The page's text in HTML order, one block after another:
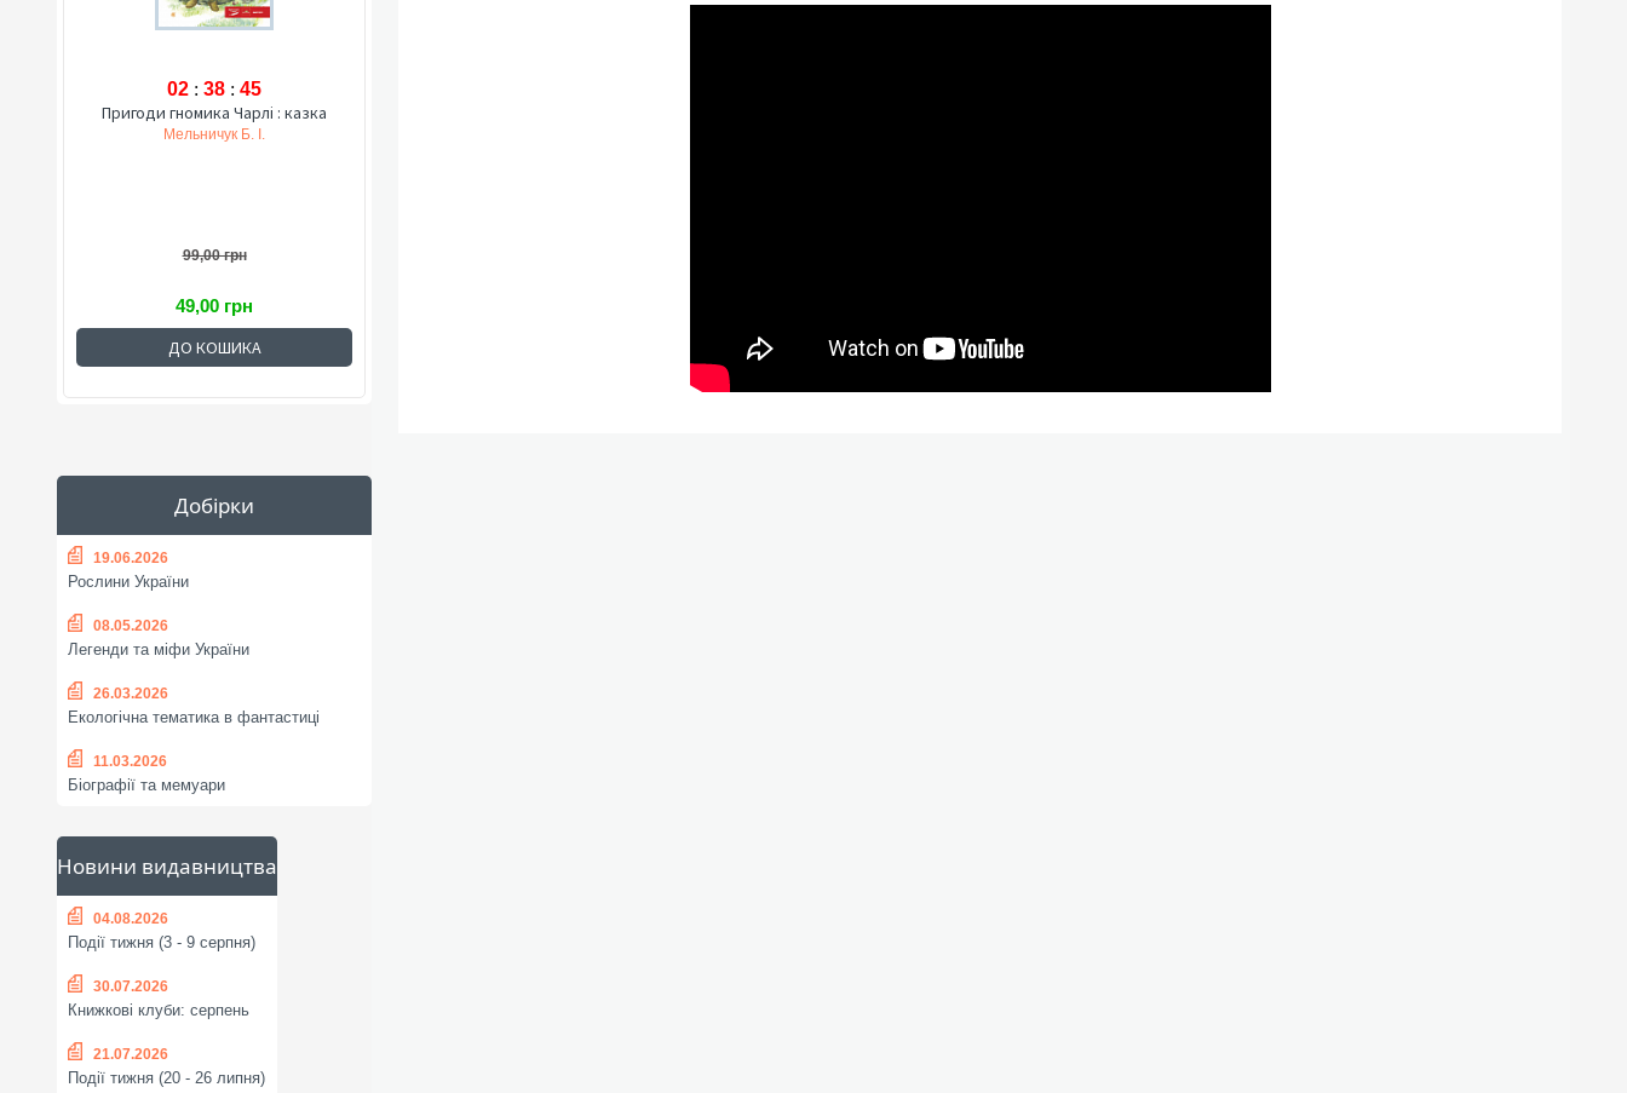
02 : 38 : 44
Пригоди гномика Чарлі : казка
Мельничук Б. І.
99,00 грн
49,00 грн
ДО КОШИКА
Добірки
19.06.2026
Рослини України
08.05.2026
Легенди та міфи України
26.03.2026
Екологічна тематика в фантастиці
11.03.2026
Біографії та мемуари
Новини видавництва
04.08.2026
Події тижня (3 - 9 серпня)
30.07.2026
Книжкові клуби: серпень
21.07.2026
Події тижня (20 - 26 липня)